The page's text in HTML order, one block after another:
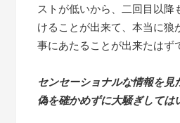
ストが低いから、二回目以降
けることが出来て、本当に狼
事にあたることが出来たはず
センセーショナルな情報を見
偽を確かめずに大騒ぎしては